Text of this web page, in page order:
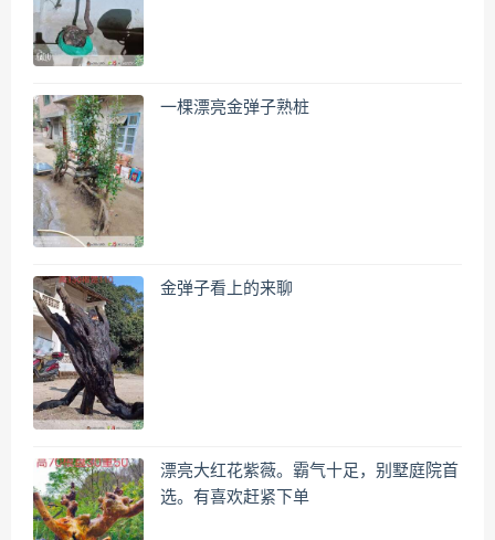
一棵漂亮金弹子熟桩
金弹子看上的来聊
漂亮大红花紫薇。霸气十足，别墅庭院首
选。有喜欢赶紧下单